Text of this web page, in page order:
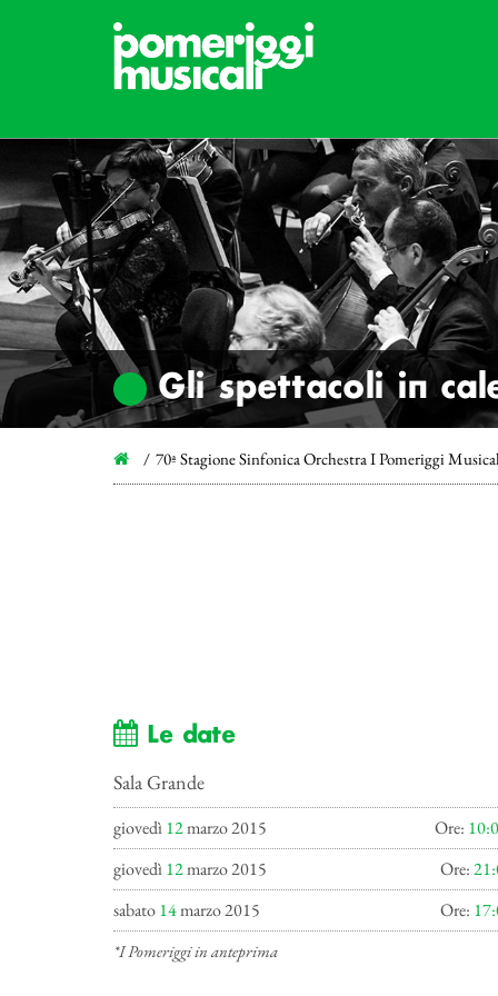
Gli spettacoli in
70ª Stagione Sinfonica Orchestra I Pomeriggi
Le date
Sala Grande
giovedì12marzo 2015 Ore:
giovedì12marzo 2015 Ore:
sabato14marzo 2015 Ore:
*I Pomeriggi in anteprima